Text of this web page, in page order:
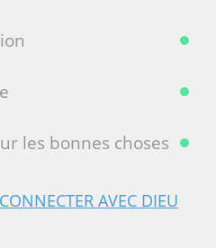
les bonnes choses
AVEC DIEU